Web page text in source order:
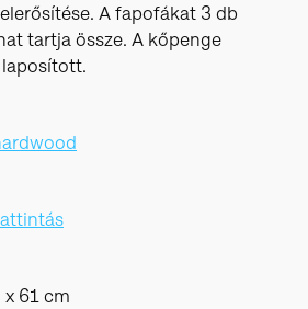
A fapofákat 3 db
tartja össze. A kőpenge
61 cm